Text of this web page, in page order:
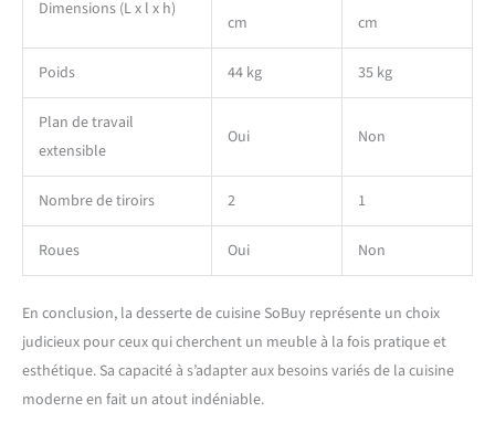
Dimensions (L x l x h)
cm
cm
Poids 44 kg 35 kg
Plan de travail
extensible
Oui Non
Nombre de tiroirs 2 1
Roues Oui Non
En conclusion, la desserte de cuisine SoBuy représente un choix
judicieux pour ceux qui cherchent un meuble à la fois pratique et
esthétique. Sa capacité à s’adapter aux besoins variés de la cuisine
moderne en fait un atout indéniable.